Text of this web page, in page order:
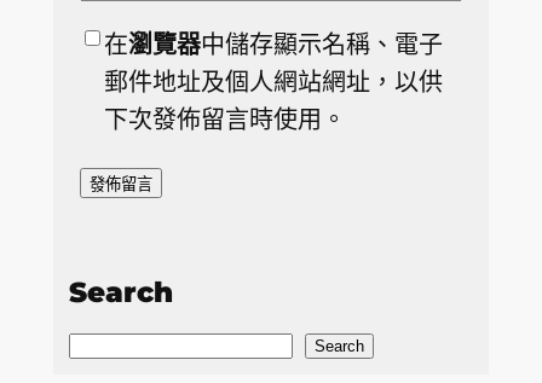
在瀏覽器中儲存顯示名稱、電子
郵件地址及個人網站網址，以供
下次發佈留言時使用。
Search
S
Search